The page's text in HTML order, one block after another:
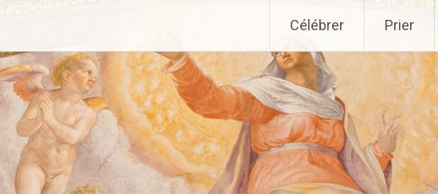
au
principal
Célébrer Prier